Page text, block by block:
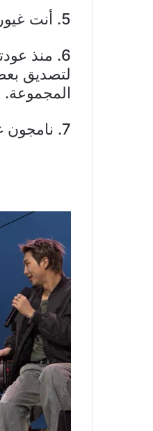
5. أنت غيور منه.
6. منذ
لتصديق
المجموعة.
7. نامجون غاضب جداً لأنه يعرف أنه لا يملك أي تأثير.